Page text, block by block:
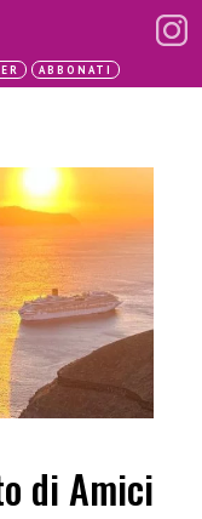
ABBONATI
di Amici